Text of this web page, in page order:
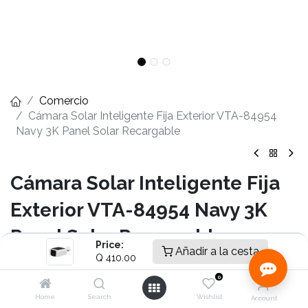
Price:
Q 410.00 Añadir a la cesta
Home Search
0
Wishlist Account
Comercio
Cámara Solar Inteligente Fija Exterior VTA-84954
Navy 3K Panel Solar Recargable
Cámara Solar Inteligente Fija
Exterior VTA-84954 Navy 3K
Panel Solar Recargable
-Panel solar integrado para carga continua
-Cámara fija exterior con resolución 3K
-Detección inteligente de movimiento PIR